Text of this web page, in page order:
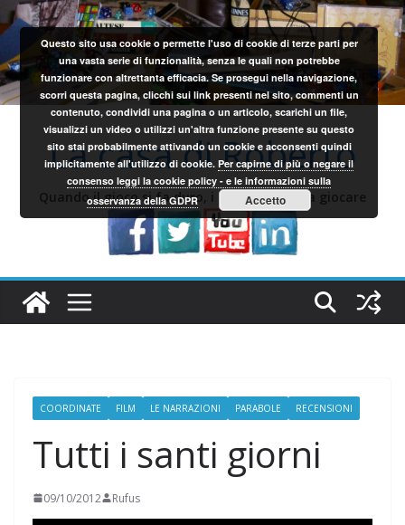
Salta
al
contenuto
La casa di Roberto
Quando il gioco si fa duro, i sardi iniziano a giocare
COORDINATE FILM LE NARRAZIONI PARABOLE RECENSIONI
Tutti i santi giorni
09/10/2012 Rufus
Questo sito usa cookie o permette l'uso di cookie di terze parti per
una vasta serie di funzionalità, senza le quali non potrebbe
funzionare con altrettanta efficacia. Se prosegui nella navigazione,
scorri questa pagina, clicchi sui link presenti nel sito, commenti un
contenuto, condividi una pagina o un articolo, scarichi un file,
visualizzi un video o utilizzi un'altra funzione presente su questo
sito stai probabilmente attivando un cookie e acconsenti quindi
implicitamente all'utilizzo di cookie.Per capirne di più o negare il
consenso leggi la cookie policy - e le informazioni sulla
osservanza della GDPR
Accetto